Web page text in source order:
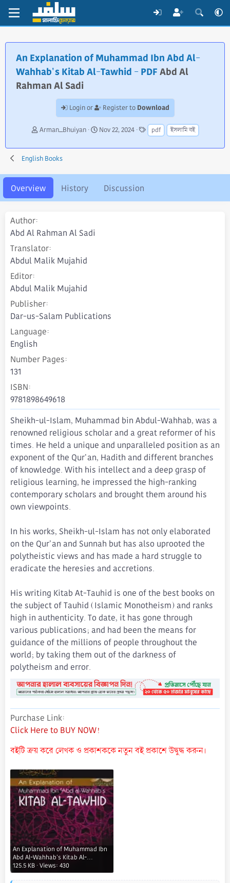
An Explanation of Muhammad Ibn Abd Al-
Wahhab's Kitab Al-Tawhid - PDFAbd Al
Rahman Al Sadi
Login or Register to Download
A
t
h
r
Arman_Bhuiyan
C
e
i
Nov 22, 2024
T
a
g
pdf ইসলামি বই
English Books
Overview History Discussion
Author
Abd Al Rahman Al Sadi
Translator
Abdul Malik Mujahid
Editor
Abdul Malik Mujahid
Publisher
Dar-us-Salam Publications
Language
English
Number Pages
131
ISBN
9781898649618
Sheikh-ul-Islam, Muhammad bin Abdul-Wahhab, was a
renowned religious scholar and a great reformer of his
times. He held a unique and unparalleled position as an
exponent of the Qur'an, Hadith and different branches
of knowledge. With his intellect and a deep grasp of
religious learning, he impressed the high-ranking
contemporary scholars and brought them around his
own viewpoints.
In his works, Sheikh-ul-Islam has not only elaborated
on the Qur'an and Sunnah but has also uprooted the
polytheistic views and has made a hard struggle to
eradicate the heresies and accretions.
His writing Kitab At-Tauhid is one of the best books on
the subject of Tauhid (Islamic Monotheism) and ranks
high in authenticity. To date, it has gone through
various publications; and had been the means for
guidance of the millions of people throughout the
world; by taking them out of the darkness of
polytheism and error.
Purchase Link
Click Here to BUY NOW!
বইটি ক্রয় করে লেখক ও প্রকাশককে নতুন বই প্রকাশে উদ্বুদ্ধ করুন।
An Explanation of Muhammad Ibn
Abd Al-Wahhab's Kitab Al-
Tawhid.webp
125.5 KB · Views: 430